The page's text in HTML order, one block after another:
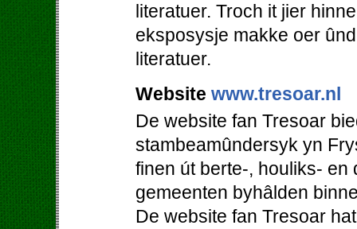
literatuer. Troch it jier
eksposysje makke oer
literatuer.
Website www.tresoar.nl
De website fan Tresoar
stambeamûndersyk yn
finen út berte-, houliks- en
gemeenten byhâlden
De website fan Tresoar